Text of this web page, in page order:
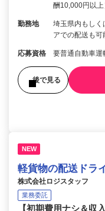
酬10,000円以上
勤務地
埼玉県内もし
アでの配送も可
応募資格 要普通自動車
後で見る
NEW
軽貨物の配送ドラ
株式会社ロジスタッフ
業務委託
【初期費用ナシ＆収